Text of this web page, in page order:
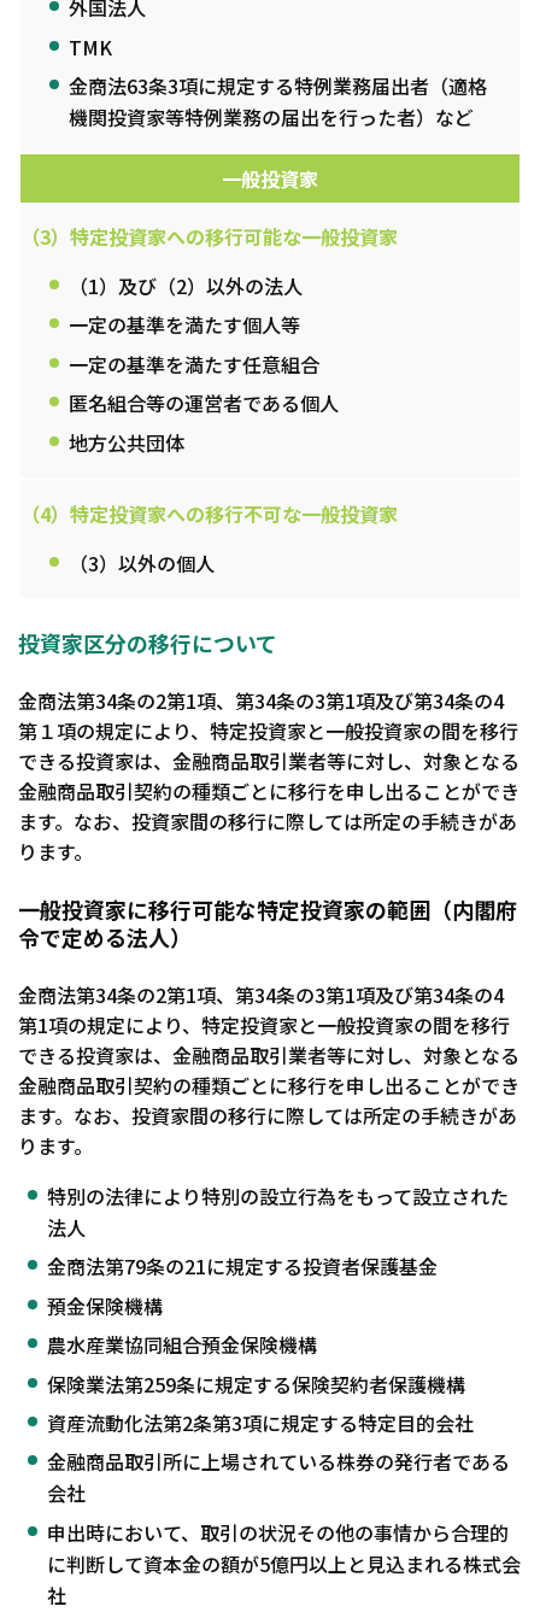
外国法人
TMK
金商法63条3項に規定する特例業務届出者（適格
機関投資家等特例業務の届出を行った者）など
一般投資家
（3）特定投資家への移行可能な一般投資家
（1）及び（2）以外の法人
一定の基準を満たす個人等
一定の基準を満たす任意組合
匿名組合等の運営者である個人
地方公共団体
（4）特定投資家への移行不可な一般投資家
（3）以外の個人
投資家区分の移行について
金商法第34条の2第1項、第34条の3第1項及び第34条の4
第１項の規定により、特定投資家と一般投資家の間を移行
できる投資家は、金融商品取引業者等に対し、対象となる
金融商品取引契約の種類ごとに移行を申し出ることができ
ます。なお、投資家間の移行に際しては所定の手続きがあ
ります。
一般投資家に移行可能な特定投資家の範囲（内閣府
令で定める法人）
金商法第34条の2第1項、第34条の3第1項及び第34条の4
第1項の規定により、特定投資家と一般投資家の間を移行
できる投資家は、金融商品取引業者等に対し、対象となる
金融商品取引契約の種類ごとに移行を申し出ることができ
ます。なお、投資家間の移行に際しては所定の手続きがあ
ります。
特別の法律により特別の設立行為をもって設立された
法人
金商法第79条の21に規定する投資者保護基金
預金保険機構
農水産業協同組合預金保険機構
保険業法第259条に規定する保険契約者保護機構
資産流動化法第2条第3項に規定する特定目的会社
金融商品取引所に上場されている株券の発行者である
会社
申出時において、取引の状況その他の事情から合理的
に判断して資本金の額が5億円以上と見込まれる株式会
社